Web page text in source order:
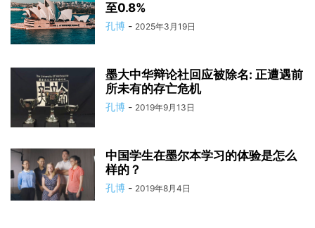
至0.8%
孔博 - 2025年3月19日
墨大中华辩论社回应被除名: 正遭遇前
所未有的存亡危机
孔博 - 2019年9月13日
中国学生在墨尔本学习的体验是怎么
样的？
孔博 - 2019年8月4日